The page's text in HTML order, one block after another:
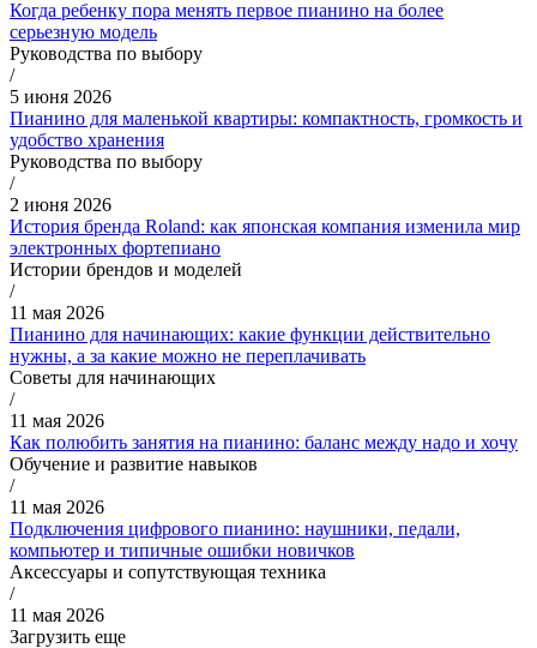
Когда ребенку пора менять первое пианино на более
серьезную модель
Руководства по выбору
/
5 июня 2026
Пианино для маленькой квартиры: компактность, громкость и
удобство хранения
Руководства по выбору
/
2 июня 2026
История бренда Roland: как японская компания изменила мир
электронных фортепиано
Истории брендов и моделей
/
11 мая 2026
Пианино для начинающих: какие функции действительно
нужны, а за какие можно не переплачивать
Советы для начинающих
/
11 мая 2026
Как полюбить занятия на пианино: баланс между надо и хочу
Обучение и развитие навыков
/
11 мая 2026
Подключения цифрового пианино: наушники, педали,
компьютер и типичные ошибки новичков
Аксессуары и сопутствующая техника
/
11 мая 2026
Загрузить еще